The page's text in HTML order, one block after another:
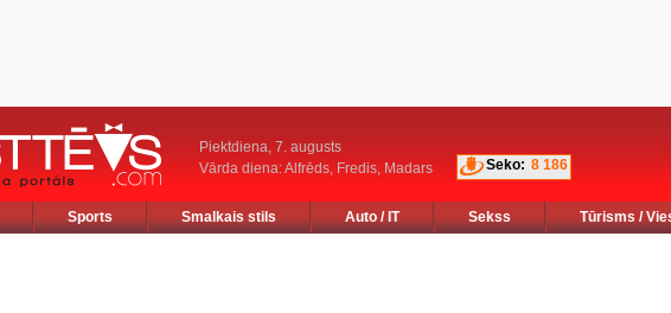
Piektdiena, 7. augusts
Vārda diena: Alfrēds, Fredis, Madars
Seko: 8 186
Sports Smalkais stils Auto / IT Sekss Tūrisms /